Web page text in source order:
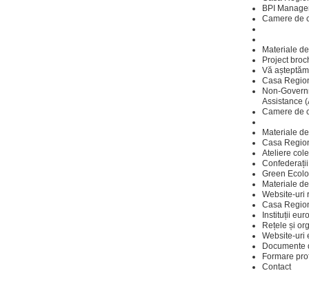
BPI
Camere de
Materiale
Project
Vă
Casa
Non-
Assistance
Camere de
Materiale
Casa
Ateliere
Green
Materiale
Website-uri
Casa
Instituții
Rețele și
Website-uri
Documente
Formare
Contact